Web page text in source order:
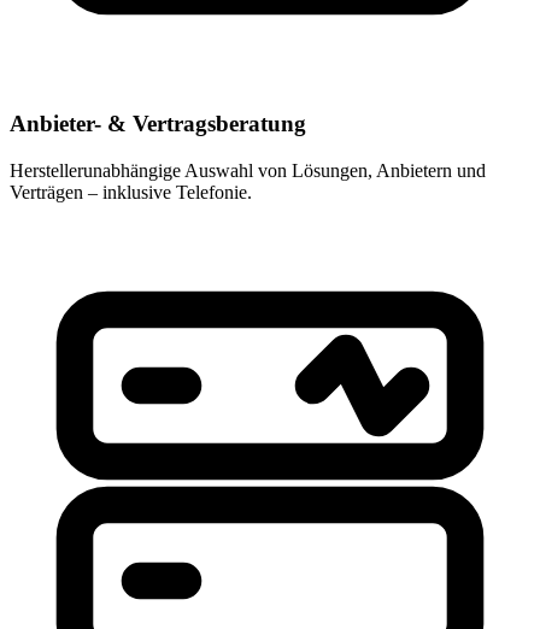
Anbieter- & Vertragsberatung
Herstellerunabhängige Auswahl von Lösungen, Anbietern und
Verträgen – inklusive Telefonie.